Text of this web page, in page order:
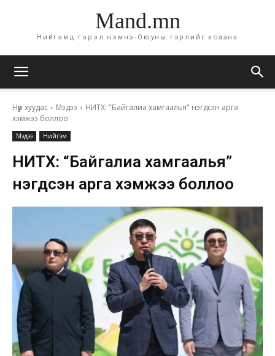
Mand.mn
Нийгэмд гэрэл нэмнэ-Оюуны гэрлийг асаана
Нүүр хуудас Мэдээ
НИТХ: "Байгалиа хамгаалья" нэгдсэн арга
хэмжээ боллоо
Мэдээ Нийгэм
НИТХ: “Байгалиа хамгаалья”
нэгдсэн арга хэмжээ боллоо